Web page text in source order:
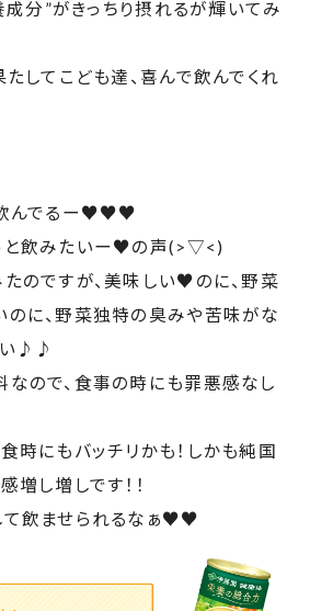
と飲みたいー♥️の声(>▽<)
のですが、美味しい♥️のに、野菜
に、野菜独特の臭みや苦味がな
い♪♪
時にもバッチリかも！しかも純国
増し増しです！！
飲ませられるなぁ♥️♥️